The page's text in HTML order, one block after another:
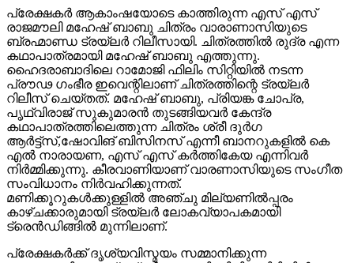
പ്രേക്ഷകർ ആകാംഷയോടെ കാത്തിരുന്ന എസ് എസ്
രാജമൗലി മഹേഷ് ബാബു ചിത്രം വാരാണാസിയുടെ
ബ്രഹ്മാണ്ഡ ട്രയ്ലർ റിലീസായി. ചിത്രത്തിൽ രുദ്ര എന്ന
കഥാപാത്രമായി മഹേഷ് ബാബു എത്തുന്നു.
ഹൈദരാബാദിലെ റാമോജി ഫിലിം സിറ്റിയിൽ നടന്ന
പ്രൗഢ ഗംഭീര ഇവെന്റിലാണ് ചിത്രത്തിന്റെ ട്രയ്ലർ
റിലീസ് ചെയ്തത്. മഹേഷ് ബാബു, പ്രിയങ്ക ചോപ്ര,
പൃഥ്വിരാജ് സുകുമാരൻ തുടങ്ങിയവർ കേന്ദ്ര
കഥാപാത്രത്തിലെത്തുന്ന ചിത്രം ശ്രീ ദുർഗ
ആർട്ട്സ്,ഷോവിങ് ബിസിനസ് എന്നീ ബാനറുകളിൽ കെ
എൽ നാരായണ, എസ് എസ് കർത്തികേയ എന്നിവർ
നിർമ്മിക്കുന്നു. കീരവാണിയാണ് വാരണാസിയുടെ സംഗീത
സംവിധാനം നിർവഹിക്കുന്നത്.
മണിക്കൂറുകൾക്കുള്ളിൽ അഞ്ചു മില്യണിൽപ്പരം
കാഴ്ചക്കാരുമായി ട്രയ്ലർ ലോകവ്യാപകമായി
ട്രെൻഡിങ്ങിൽ മുന്നിലാണ്.
പ്രേക്ഷകർക്ക് ദൃശ്യവിസ്മയം സമ്മാനിക്കുന്ന